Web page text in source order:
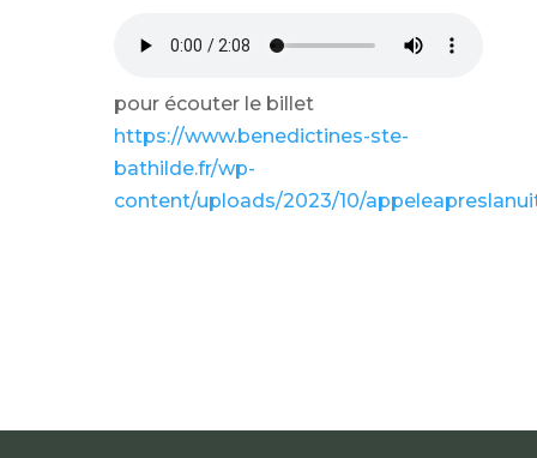
pour écouter le billet
https://www.benedictines-ste-
bathilde.fr/wp-
content/uploads/2023/10/